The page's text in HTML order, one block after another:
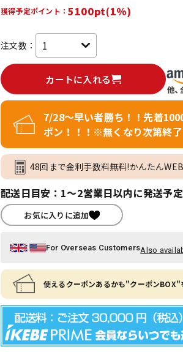
獲得予定ポイント： 5100pt(1%)
注文数：
カートに入れる
7/28～早い者勝ち！！先着
ポン！！！※無くなり次第終了
48回まで金利手数料無料!かんたん
配送日目安：1～2営業日以内に発送予定
お気に入りに追加
For Overseas CustomersAlso
使えるクーポンあるかも"クーポンBOX"